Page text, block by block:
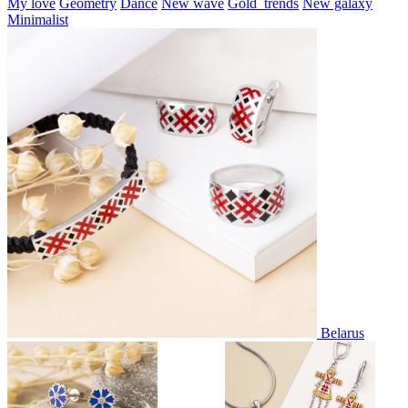
My love Geometry Dance New wave Gold_trends New galaxy
Minimalist
Belarus